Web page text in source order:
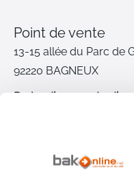
Point de vente
13-15 allée du Parc de
92220 BAGNEUX
Du lundi au vendredi
01 46 72 30 00